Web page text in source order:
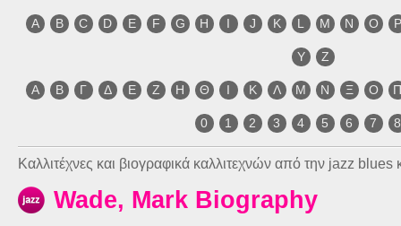
A B C D E F G H I J K L M N O P
Y Z
Α Β Γ Δ Ε Ζ Η Θ Ι Κ Λ Μ Ν Ξ Ο
0 1 2 3 4 5 6 7 8
Καλλιτέχνες και βιογραφικά καλλιτεχνών από την jazz blues
Wade, Mark Biography